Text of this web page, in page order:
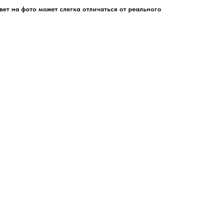
на фото может слегка отличаться от реального